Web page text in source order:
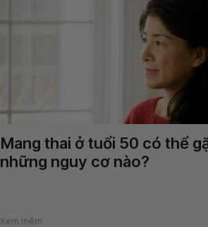
Mang thai ở tuổi 50 có thể
những nguy cơ nào?
Xem thêm